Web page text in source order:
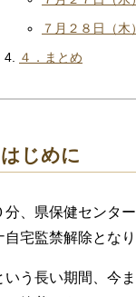
７月２８日（
４．まとめ
はじめに
分、県保健センタ
宅監禁解除となり
いう長い期間、今